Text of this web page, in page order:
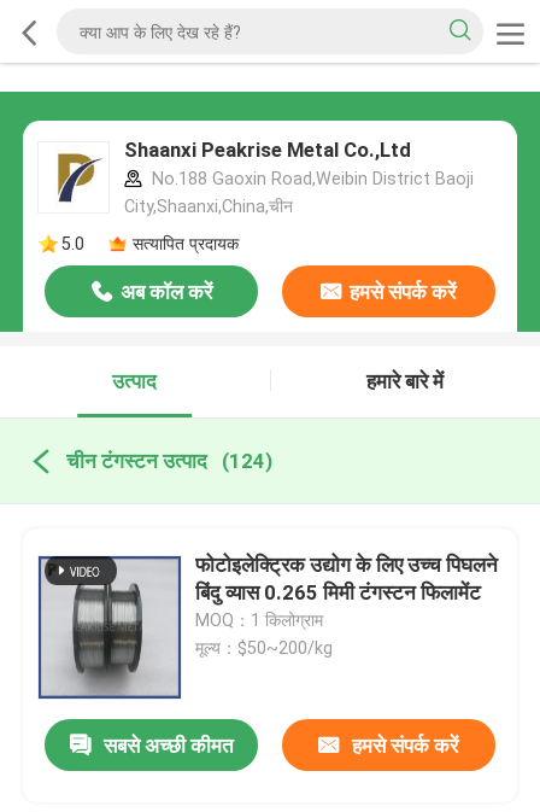
Shaanxi Peakrise Metal Co.,Ltd
No.188 Gaoxin Road,Weibin District Baoji
City,Shaanxi,China,चीन
5.0
सत्यापित प्रदायक
अब कॉल करें हमसे संपर्क करें
उत्पाद हमारे बारे में
चीन टंगस्टन उत्पाद (124)
फोटोइलेक्ट्रिक उद्योग के लिए उच्च पिघलने
बिंदु व्यास 0.265 मिमी टंगस्टन फिलामेंट
MOQ：1 किलोग्राम
मूल्य：$50~200/kg
सबसे अच्छी कीमत हमसे संपर्क करें